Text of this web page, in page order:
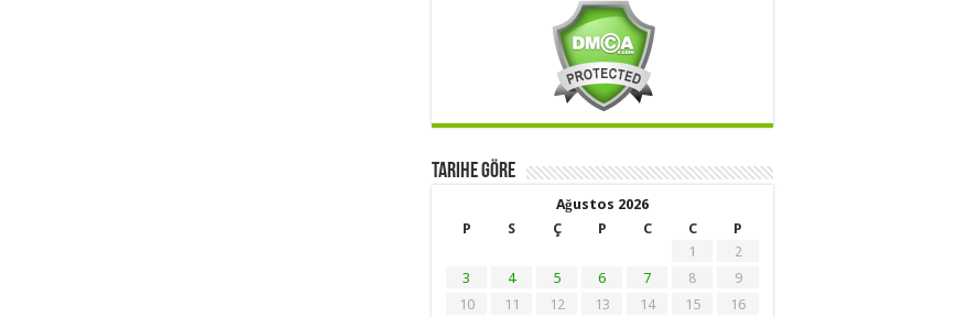
Tarihe Göre
Ağustos 2026
P
S Ç P C C
P
1
2
3
4 5 6 7 8
9
10
11 12 13 14 15
16